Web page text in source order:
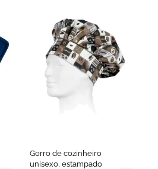
Gorro de cozinheiro
unisexo, estampado